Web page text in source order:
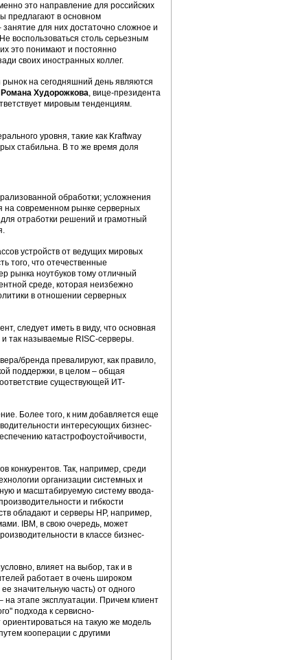
это направление для российских
предлагают в основном
для них достаточно сложное и
воспользоваться столь серьезным
это понимают и постоянно
своих иностранных коллег.
на сегодняшний день являются
Романа Худорожкова, вице-президента
мировым тенденциям.
уровня, такие как Kraftway
стабильна. В то же время доля
обработки; усложнения
на современном рынке серверных
отработки решений и грамотный
устройств от ведущих мировых
того, что отечественные
рынка ноутбуков тому отличный
среде, которая неизбежно
в отношении серверных
следует иметь в виду, что основная
и так называемые RISC-серверы.
бренда превалируют, как правило,
поддержки, в целом – общая
существующей ИТ-
Более того, к ним добавляется еще
интересующих бизнес-
катастрофоустойчивости,
конкурентов. Так, например, среди
организации системных и
и масштабируемую систему ввода-
и гибкости
обладают и серверы HP, например,
IBM, в свою очередь, может
в классе бизнес-
влияет на выбор, так и в
работает в очень широком
значительную часть) от одного
на этапе эксплуатации. Причем клиент
подхода к сервисно-
на такую же модель
кооперации с другими